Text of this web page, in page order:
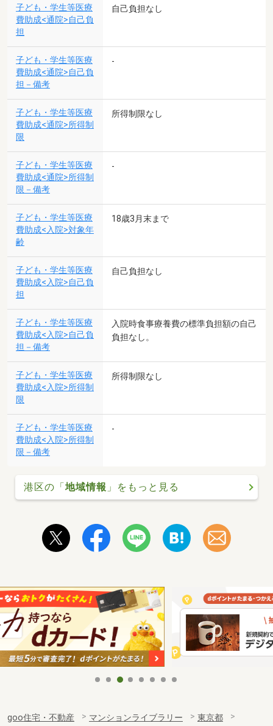
子ども・学生等医療
費助成<通院>自己負
担
自己負担なし
子ども・学生等医療
費助成<通院>自己負
担－備考
-
子ども・学生等医療
費助成<通院>所得制
限
所得制限なし
子ども・学生等医療
費助成<通院>所得制
限－備考
-
子ども・学生等医療
費助成<入院>対象年
齢
18歳3月末まで
子ども・学生等医療
費助成<入院>自己負
担
自己負担なし
子ども・学生等医療
費助成<入院>自己負
担－備考
入院時食事療養費の標準負担額の自己
負担なし。
子ども・学生等医療
費助成<入院>所得制
限
所得制限なし
子ども・学生等医療
費助成<入院>所得制
限－備考
-
港区の「地域情報 」をもっと見る
goo住宅・不動産 マンションライブラリー
東京都